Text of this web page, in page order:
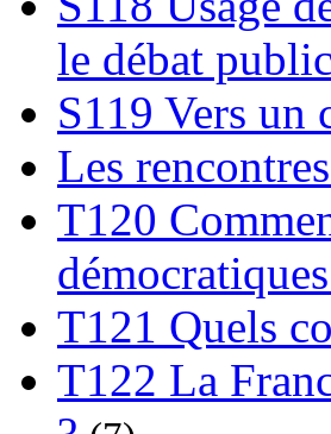
le débat public
S119 Vers un
Les
T120
T121 Quels
T122 La